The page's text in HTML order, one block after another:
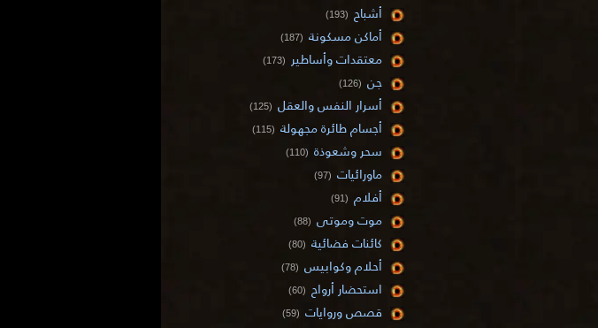
أشباح (193)
أماكن مسكونة (187)
معتقدات وأساطير (173)
جن (126)
أسرار النفس والعقل (125)
أجسام طائرة مجهولة (115)
سحر وشعوذة (110)
ماورائيات (97)
أفلام (91)
موت وموتى (88)
كائنات فضائية (80)
أحلام وكوابيس (78)
استحضار أرواح (60)
قصص وروايات (59)